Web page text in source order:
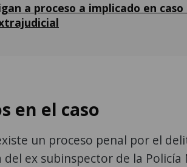
a proceso a implicado en
en el caso
un proceso penal por el
ex subinspector de la Policía